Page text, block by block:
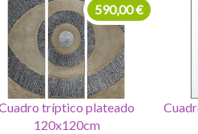
Cuadro letras chinas
felicidad 80x110
220,00 €